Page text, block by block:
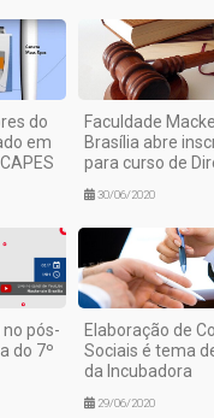
do
em
Faculdade
Brasília abre
para curso de
30/06/2020
pós-
do 7º
Elaboração de
Sociais é tema
da Incubadora
29/06/2020